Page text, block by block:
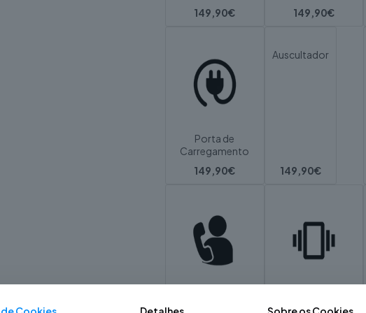
149,90€ 149,90€
Porta de
Carregamento
149,90€
Auscultador
149,90€